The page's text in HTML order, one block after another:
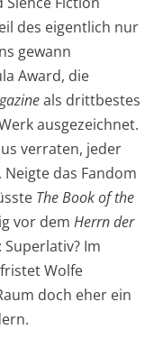
des eigentlich nur
gewann
Award, die
als drittbestes
ausgezeichnet.
verraten, jeder
das Fandom
The Book of the
vor dem Herrn der
Im
Wolfe
doch eher ein